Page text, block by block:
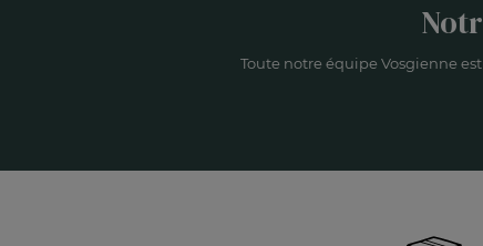
Toute notre équipe Vosgienne